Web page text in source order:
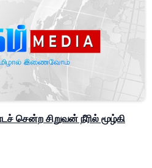
சென்ற சிறுவன் நீரில் மூழ்கி